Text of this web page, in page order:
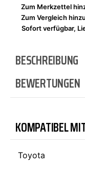
Zum Merkzettel
Zum Vergleich
Sofort verfügbar,
BESCHREIBUNG
BEWERTUNGEN
KOMPATIBEL
Toyota